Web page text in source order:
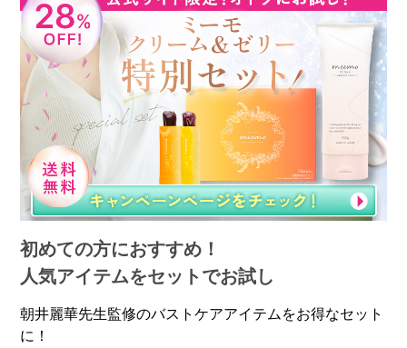
初めての方におすすめ！
人気アイテムをセットでお試し
朝井麗華先生監修のバストケアアイテムをお得なセット
に！